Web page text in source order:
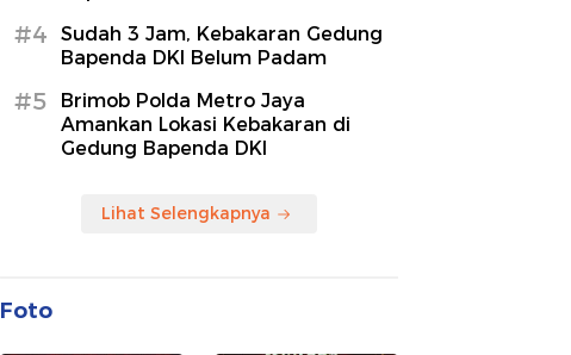
#4
Sudah 3 Jam, Kebakaran Gedung
Bapenda DKI Belum Padam
#5
Brimob Polda Metro Jaya
Amankan Lokasi Kebakaran di
Gedung Bapenda DKI
Lihat Selengkapnya
Foto